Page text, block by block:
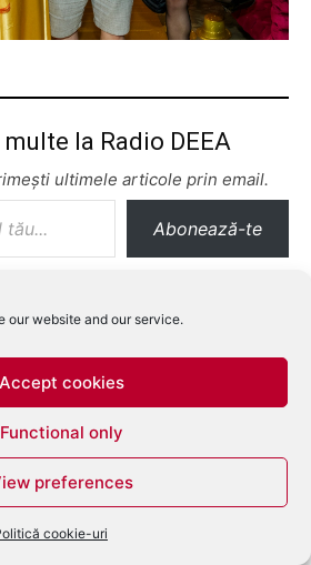
our website and our service.
Accept cookies
Functional only
preferences
cookie-uri
la Radio DEEA
ultimele articole prin email.
Abonează-te